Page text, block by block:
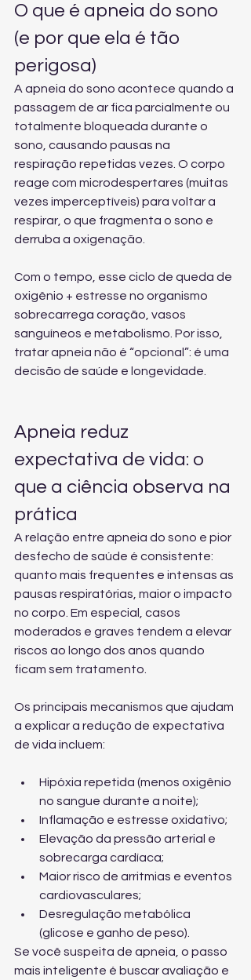
O que é apneia do sono
(e por que ela é tão
perigosa)
A apneia do sono acontece quando a
passagem de ar fica parcialmente ou
totalmente bloqueada durante o
sono, causando pausas na
respiração repetidas vezes. O corpo
reage com microdespertares (muitas
vezes imperceptíveis) para voltar a
respirar, o que fragmenta o sono e
derruba a oxigenação.
Com o tempo, esse ciclo de queda de
oxigênio + estresse no organismo
sobrecarrega coração, vasos
sanguíneos e metabolismo. Por isso,
tratar apneia não é “opcional”: é uma
decisão de saúde e longevidade.
Apneia reduz
expectativa de vida: o
que a ciência observa na
prática
A relação entre apneia do sono e pior
desfecho de saúde é consistente:
quanto mais frequentes e intensas as
pausas respiratórias, maior o impacto
no corpo. Em especial, casos
moderados e graves tendem a elevar
riscos ao longo dos anos quando
ficam sem tratamento.
Os principais mecanismos que ajudam
a explicar a redução de expectativa
de vida incluem:
Hipóxia repetida (menos oxigênio
no sangue durante a noite);
Inflamação e estresse oxidativo;
Elevação da pressão arterial e
sobrecarga cardíaca;
Maior risco de arritmias e eventos
cardiovasculares;
Desregulação metabólica
(glicose e ganho de peso).
Se você suspeita de apneia, o passo
mais inteligente é buscar avaliação e